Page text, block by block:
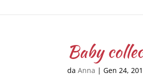
Baby
daAnna |Gen 24,